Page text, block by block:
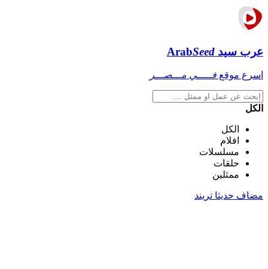
عرب سيد ArabSeed
اسرع موقع فـــــي مـــصـــر
الكل
الكل
افلام
مسلسلات
حلقات
ممثلين
مضاف حديثا تريند